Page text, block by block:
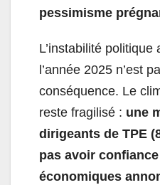
pessimisme
L’instabilité politique
l’année 2025 n’est
conséquence. Le
reste fragilisé : une
dirigeants de TPE
pas avoir
économiques